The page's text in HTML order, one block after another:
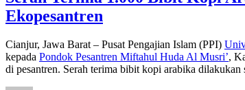
Ekopesantren
Cianjur, Jawa Barat – Pusat Pengajian Islam (PPI)
kepada Pondok Pesantren Miftahul Huda Al Musri’,
di pesantren. Serah terima bibit kopi arabika dilakukan